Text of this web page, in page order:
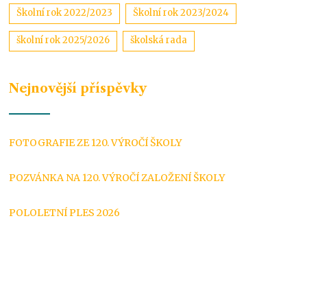
Školní rok 2022/2023 Školní rok 2023/2024
školní rok 2025/2026 školská rada
Nejnovější příspěvky
FOTOGRAFIE ZE 120. VÝROČÍ ŠKOLY
POZVÁNKA NA 120. VÝROČÍ ZALOŽENÍ ŠKOLY
POLOLETNÍ PLES 2026